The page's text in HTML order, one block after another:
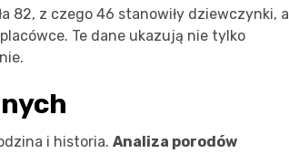
82, z czego 46 stanowiły dziewczynki, a
Te dane ukazują nie tylko
i historia. Analiza porodów